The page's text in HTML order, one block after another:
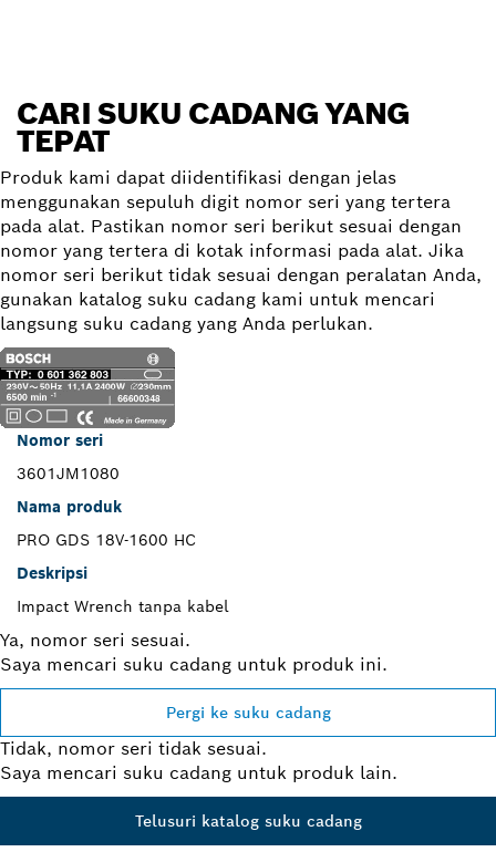
CARI SUKU CADANG YANG
TEPAT
Produk kami dapat diidentifikasi dengan jelas
menggunakan sepuluh digit nomor seri yang tertera
pada alat. Pastikan nomor seri berikut sesuai dengan
nomor yang tertera di kotak informasi pada alat. Jika
nomor seri berikut tidak sesuai dengan peralatan Anda,
gunakan katalog suku cadang kami untuk mencari
langsung suku cadang yang Anda perlukan.
Nomor seri
3601JM1080
Nama produk
PRO GDS 18V-1600 HC
Deskripsi
Impact Wrench tanpa kabel
Ya, nomor seri sesuai.
Saya mencari suku cadang untuk produk ini.
Pergi ke suku cadang
Tidak, nomor seri tidak sesuai.
Saya mencari suku cadang untuk produk lain.
Telusuri katalog suku cadang